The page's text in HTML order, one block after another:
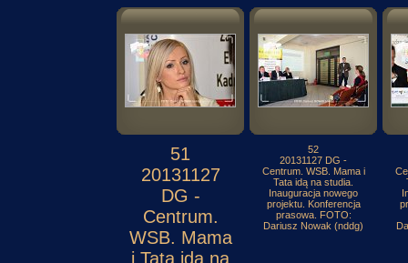
51
20131127
DG -
Centrum.
WSB. Mama
i Tata idą na
52
20131127 DG -
Centrum. WSB. Mama i
Tata idą na studia.
Inauguracja nowego
projektu. Konferencja
prasowa. FOTO:
Dariusz Nowak (nddg)